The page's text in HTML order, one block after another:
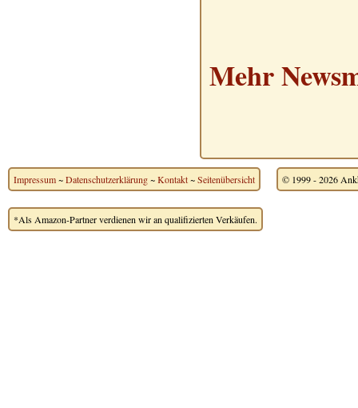
Mehr
Impressum~Datenschutzerklärung~Kontakt~Seitenübersicht © 1999 - 2026
*Als Amazon-Partner verdienen wir an qualifizierten Verkäufen.